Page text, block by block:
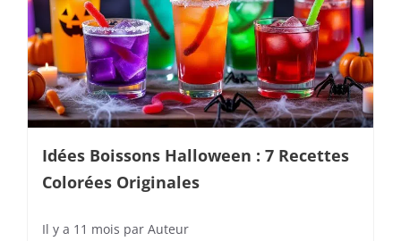
Idées Boissons Halloween : 7 Recettes
Colorées Originales
Il y a 11 mois par Auteur